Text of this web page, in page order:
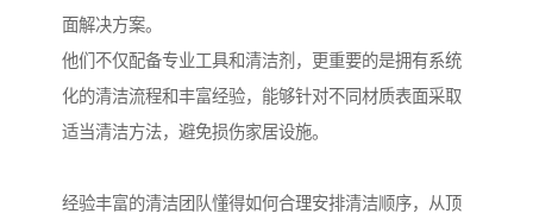
面解决方案。
他们不仅配备专业工具和清洁剂，更重要的是拥有系统
化的清洁流程和丰富经验，能够针对不同材质表面采取
适当清洁方法，避免损伤家居设施。
经验丰富的清洁团队懂得如何合理安排清洁顺序，从顶